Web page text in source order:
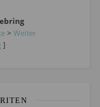
> Weiter
]